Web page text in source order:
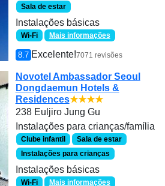
Sala de estar
Instalações básicas
Wi-Fi Mais informações
8.7 Excelente!7071 revisões
Novotel Ambassador Seoul
Dongdaemun Hotels &
Residences★★★★
238 Euljiro Jung Gu
Instalações para crianças/família
Clube infantil
Sala de estar
Instalações para crianças
Instalações básicas
Wi-Fi Mais informações